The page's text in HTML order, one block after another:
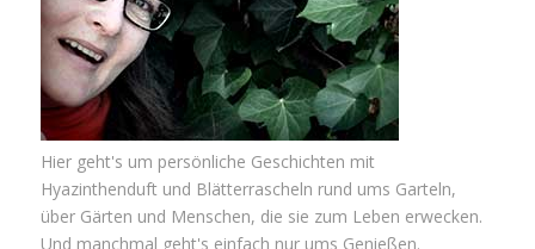
Hier geht's um persönliche Geschichten mit
Hyazinthenduft und Blätterrascheln rund ums Garteln,
über Gärten und Menschen, die sie zum Leben erwecken.
Und manchmal geht's einfach nur ums Genießen.